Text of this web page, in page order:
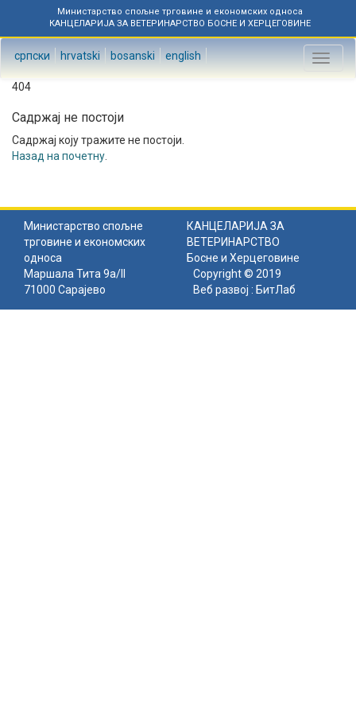
Министарство спољне трговине и економских односа
КАНЦЕЛАРИЈА ЗА ВЕТЕРИНАРСТВО БОСНЕ И ХЕРЦЕГОВИНЕ
српски hrvatski bosanski english
Toggle
404
Садржај не постоји
Садржај коју тражите не постоји.
Назад на почетну
Министарство спољне
трговине и економских
односа
КАНЦЕЛАРИЈА ЗА
ВЕТЕРИНАРСТВО
Босне и Херцеговине
Маршала Тита 9а/II
71000 Сарајево
Copyright © 2019
Веб развој : БитЛаб